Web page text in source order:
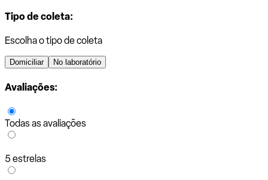
Tipo de coleta:
Escolha o tipo de coleta
Domiciliar No laboratório
Avaliações:
Todas as avaliações
5 estrelas